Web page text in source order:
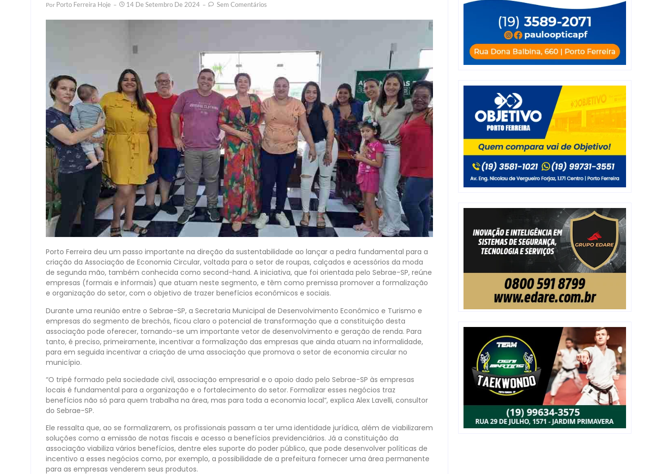
Por Porto Ferreira Hoje 14 De Setembro De 2024 Sem Comentários
Porto Ferreira deu um passo importante na direção da sustentabilidade ao lançar a pedra fundamental para a
criação da Associação de Economia Circular, voltada para o setor de roupas, calçados e acessórios da moda
de segunda mão, também conhecida como second-hand. A iniciativa, que foi orientada pelo Sebrae-SP, reúne
empresas (formais e informais) que atuam neste segmento, e têm como premissa promover a formalização
e organização do setor, com o objetivo de trazer benefícios econômicos e sociais.
Durante uma reunião entre o Sebrae-SP, a Secretaria Municipal de Desenvolvimento Econômico e Turismo e
empresas do segmento de brechós, ficou claro o potencial de transformação que a constituição desta
associação pode oferecer, tornando-se um importante vetor de desenvolvimento e geração de renda. Para
tanto, é preciso, primeiramente, incentivar a formalização das empresas que ainda atuam na informalidade,
para em seguida incentivar a criação de uma associação que promova o setor de economia circular no
município.
“O tripé formado pela sociedade civil, associação empresarial e o apoio dado pelo Sebrae-SP às empresas
locais é fundamental para a organização e o fortalecimento do setor. Formalizar esses negócios traz
benefícios não só para quem trabalha na área, mas para toda a economia local”, explica Alex Lavelli, consultor
do Sebrae-SP.
Ele ressalta que, ao se formalizarem, os profissionais passam a ter uma identidade jurídica, além de viabilizarem
soluções como a emissão de notas fiscais e acesso a benefícios previdenciários. Já a constituição da
associação viabiliza vários benefícios, dentre eles suporte do poder público, que pode desenvolver políticas de
incentivo a esses negócios como, por exemplo, a possibilidade de a prefeitura fornecer uma área permanente
para as empresas venderem seus produtos.